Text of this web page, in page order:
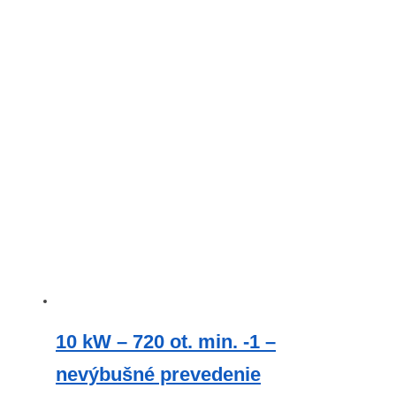
10 kW – 720 ot. min. -1 –
nevýbušné prevedenie